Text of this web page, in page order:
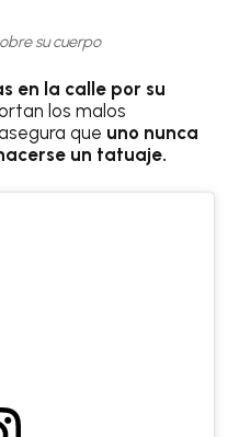
su cuerpo
en la calle por su
los malos
que uno nunca
un tatuaje.